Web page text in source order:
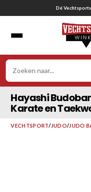
naar
Hayashi
Karate en
VECHTSPORT/JUDO/JUDO